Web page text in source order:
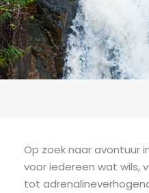
Op zoek naar avontuur
voor iedereen wat wils,
tot